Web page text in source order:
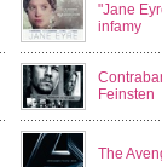
"Jane
infamy
Feinsten
The